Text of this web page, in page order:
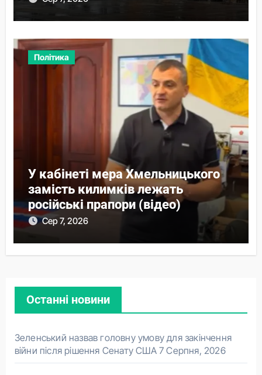
Політика
У кабінеті мера Хмельницького
замість килимків лежать
російські прапори (відео)
Сер 7, 2026
Останні новини
Зеленський назвав головну умову для закінчення
війни після рішення Сенату США 7 Серпня, 2026